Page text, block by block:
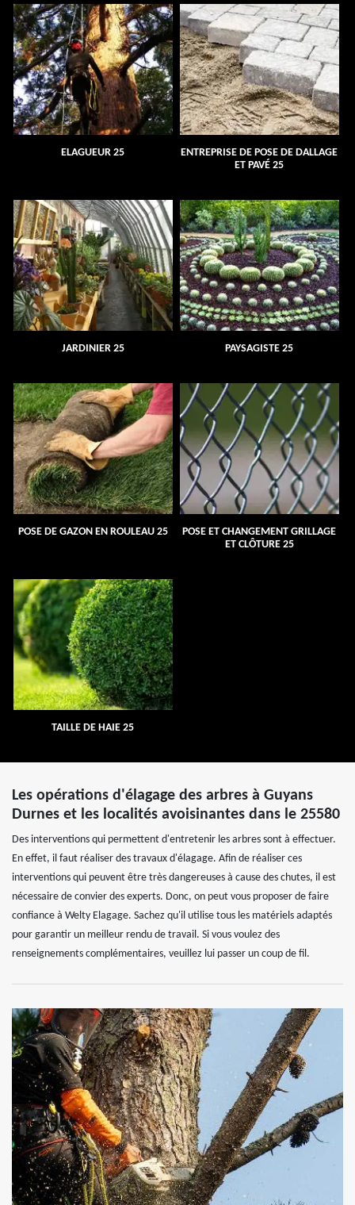
ELAGUEUR 25
ENTREPRISE DE POSE DE DALLAGE
ET PAVÉ 25
JARDINIER 25 PAYSAGISTE 25
POSE DE GAZON EN ROULEAU 25
POSE ET CHANGEMENT GRILLAGE
ET CLÔTURE 25
TAILLE DE HAIE 25
Les opérations d'élagage des arbres à Guyans
Durnes et les localités avoisinantes dans le 25580
Des interventions qui permettent d'entretenir les arbres sont à effectuer.
En effet, il faut réaliser des travaux d'élagage. Afin de réaliser ces
interventions qui peuvent être très dangereuses à cause des chutes, il est
nécessaire de convier des experts. Donc, on peut vous proposer de faire
confiance à Welty Elagage. Sachez qu'il utilise tous les matériels adaptés
pour garantir un meilleur rendu de travail. Si vous voulez des
renseignements complémentaires, veuillez lui passer un coup de fil.